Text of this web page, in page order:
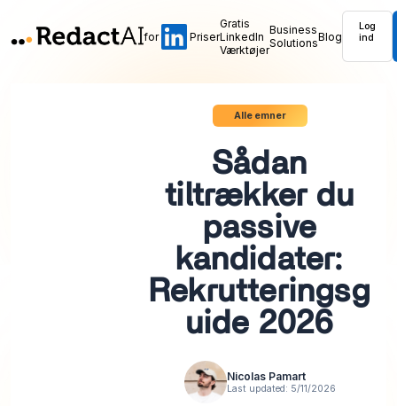
for Priser
Gratis
LinkedIn
Værktøjer
Business
SolutionsBlog
Log
ind
Alle emner
Sådan
tiltrækker du
passive
kandidater:
Rekrutteringsg
uide 2026
Nicolas Pamart
Last updated: 5/11/2026